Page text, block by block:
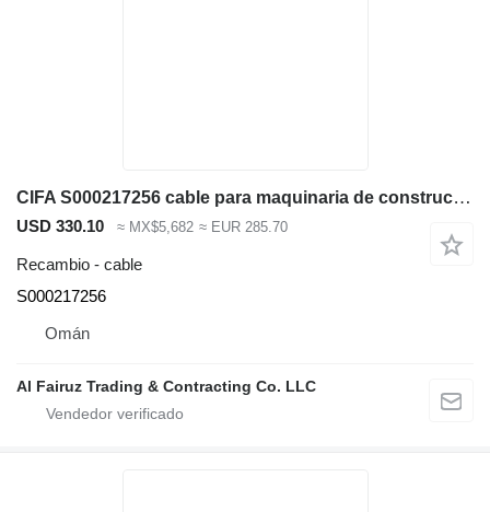
CIFA S000217256 cable para maquinaria de construcción
USD 330.10 ≈ MX$5,682 ≈ EUR 285.70
Recambio - cable
S000217256
Omán
Al Fairuz Trading & Contracting Co. LLC